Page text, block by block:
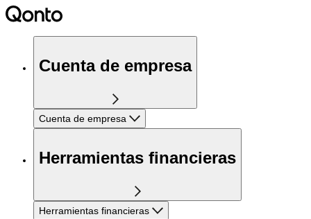
Cuenta de empresa
Cuenta de empresa
Herramientas financieras
Herramientas financieras